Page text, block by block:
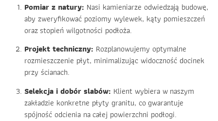
Pomiar z natury: Nasi kamieniarze odwiedzają budowę,
aby zweryfikować poziomy wylewek, kąty pomieszczeń
oraz stopień wilgotności podłoża.
Projekt techniczny: Rozplanowujemy optymalne
rozmieszczenie płyt, minimalizując widoczność docinek
przy ścianach.
Selekcja i dobór slabów: Klient wybiera w naszym
zakładzie konkretne płyty granitu, co gwarantuje
spójność odcienia na całej powierzchni podłogi.